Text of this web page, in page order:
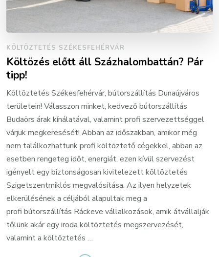
KÖLTÖZTETÉS SZÉKESFEHÉRVÁR
Költözés előtt áll Százhalombattán? Pár
tipp!
Költöztetés Székesfehérvár, bútorszállítás Dunaújváros
területein! Válasszon minket, kedvező bútorszállítás
Budaörs árak kínálatával, valamint profi szervezettséggel
várjuk megkeresését! Abban az időszakban, amikor még
nem találkozhattunk profi költöztető cégekkel, abban az
esetben rengeteg időt, energiát, ezen kívül szervezést
igényelt egy biztonságosan kivitelezett költöztetés
Szigetszentmiklós megvalósítása. Az ilyen helyzetek
elkerülésének a céljából alapultak meg a
profi bútorszállítás Ráckeve vállalkozások, amik átvállalják
tőlünk akár egy iroda költöztetés megszervezését,
valamint a költöztetés …